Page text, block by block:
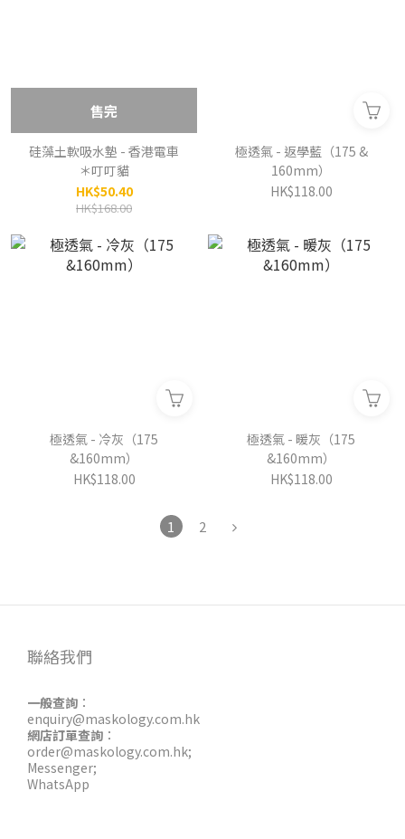
售完
硅藻土軟吸水墊 - 香港電車
＊叮叮貓
HK$50.40
HK$168.00
極透氣 - 返學藍（175 &
160mm）
HK$118.00
極透氣 - 冷灰（175
&160mm）
HK$118.00
極透氣 - 暖灰（175
&160mm）
HK$118.00
1 2
聯絡我們
一般查詢 ：
enquiry@maskology.com.hk
網店訂單查詢 ：
order@maskology.com.hk;
Messenger;
WhatsApp